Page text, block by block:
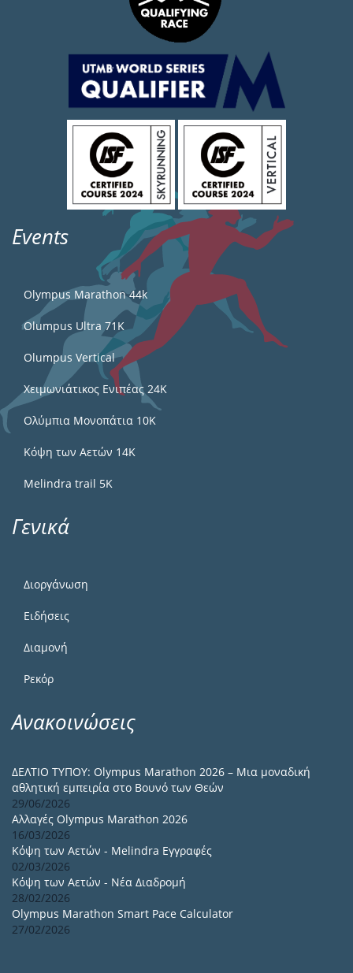
Events
Olympus Marathon 44k
Olumpus Ultra 71K
Olumpus Vertical
Χειμωνιάτικος Ενιπέας 24Κ
Ολύμπια Μονοπάτια 10Κ
Κόψη των Αετών 14Κ
Melindra trail 5Κ
Γενικά
Διοργάνωση
Ειδήσεις
Διαμονή
Ρεκόρ
Ανακοινώσεις
ΔΕΛΤΙΟ ΤΥΠΟΥ: Olympus Marathon 2026 – Μια μοναδική
αθλητική εμπειρία στο Βουνό των Θεών
29/06/2026
Αλλαγές Olympus Marathon 2026
16/03/2026
Κόψη των Αετών - Melindra Εγγραφές
02/03/2026
Κόψη των Αετών - Νέα Διαδρομή
28/02/2026
Olympus Marathon Smart Pace Calculator
27/02/2026